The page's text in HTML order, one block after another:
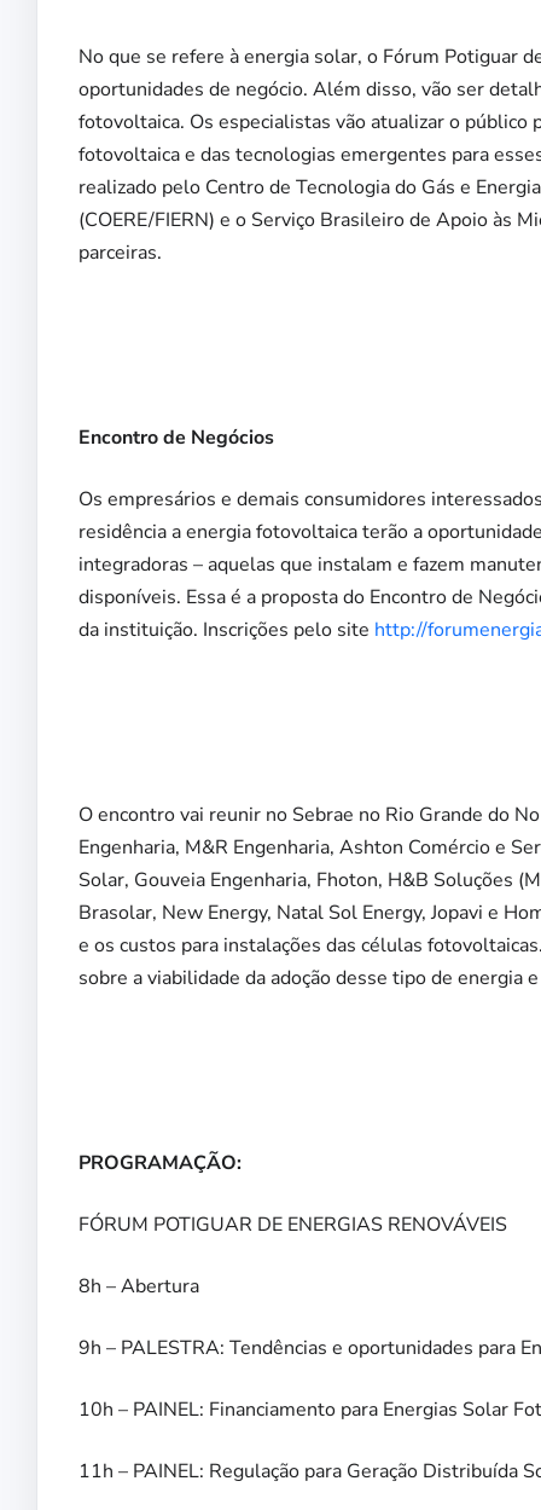
No que se refere à energia solar, o Fórum Potiguar
oportunidades de negócio. Além disso, vão ser
fotovoltaica. Os especialistas vão atualizar o público
fotovoltaica e das tecnologias emergentes para
realizado pelo Centro de Tecnologia do Gás e
(COERE/FIERN) e o Serviço Brasileiro de Apoio às
parceiras.
Encontro de Negócios
Os empresários e demais consumidores
residência a energia fotovoltaica terão a
integradoras – aquelas que instalam e fazem
disponíveis. Essa é a proposta do Encontro de
da instituição. Inscrições pelo site http://
O encontro vai reunir no Sebrae no Rio Grande do
Engenharia, M&R Engenharia, Ashton Comércio e
Solar, Gouveia Engenharia, Fhoton, H&B Soluções
Brasolar, New Energy, Natal Sol Energy, Jopavi e
e os custos para instalações das células
sobre a viabilidade da adoção desse tipo de energia
PROGRAMAÇÃO:
FÓRUM POTIGUAR DE ENERGIAS RENOVÁVEIS
8h – Abertura
9h – PALESTRA: Tendências e oportunidades para
10h – PAINEL: Financiamento para Energias Solar
11h – PAINEL: Regulação para Geração Distribuída